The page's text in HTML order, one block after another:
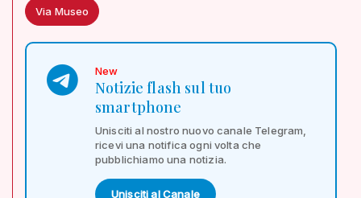
Via Museo
New
Notizie flash sul tuo
smartphone
Unisciti al nostro nuovo canale Telegram,
ricevi una notifica ogni volta che
pubblichiamo una notizia.
Unisciti al Canale